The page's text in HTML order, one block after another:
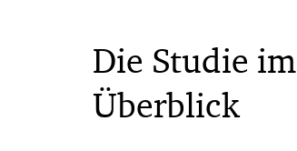
Die Studie im
Überblick